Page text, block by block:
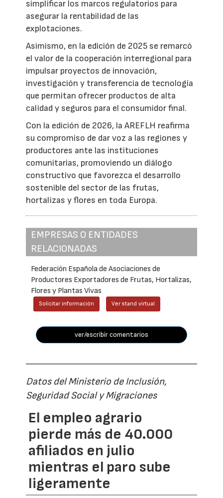
simplificar los marcos regulatorios para
asegurar la rentabilidad de las
explotaciones.
Asimismo, en la edición de 2025 se remarcó
el valor de la cooperación interregional para
impulsar proyectos de innovación,
investigación y transferencia de tecnología
que permitan ofrecer productos de alta
calidad y seguros para el consumidor final.
Con la edición de 2026, la AREFLH reafirma
su compromiso de dar voz a las regiones y
productores ante las instituciones
comunitarias, promoviendo un diálogo
constructivo que favorezca el desarrollo
sostenible del sector de las frutas,
hortalizas y flores en toda Europa.
EMPRESAS O ENTIDADES
RELACIONADAS
Federación Española de Asociaciones de
Productores Exportadores de Frutas, Hortalizas,
Flores y Plantas Vivas
Solicitar información Ver stand virtual
ver/escribir comentarios
Datos del Ministerio de Inclusión,
Seguridad Social y Migraciones
El empleo agrario
pierde más de 40.000
afiliados en julio
mientras el paro sube
ligeramente